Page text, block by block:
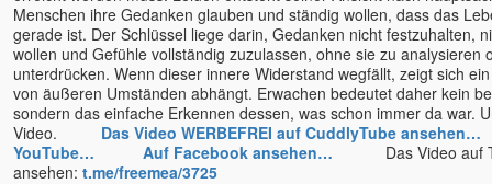
Menschen ihre Gedanken glauben und ständig wollen, dass das
gerade ist. Der Schlüssel liege darin, Gedanken nicht festzuhalten,
wollen und Gefühle vollständig zuzulassen, ohne sie zu analysieren
unterdrücken. Wenn dieser innere Widerstand wegfällt, zeigt sich
von äußeren Umständen abhängt. Erwachen bedeutet daher kein
sondern das einfache Erkennen dessen, was schon immer da war.
Video. Das Video WERBEFREI auf CuddlyTube ansehen…
YouTube…
Auf Facebook ansehen… Das Video auf
ansehen: t.me/freemea/3725